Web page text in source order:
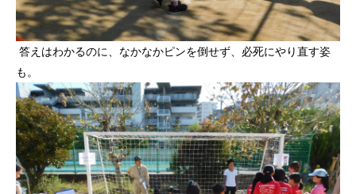
答えはわかるのに、なかなかピンを倒せず、必死にやり直す姿
も。